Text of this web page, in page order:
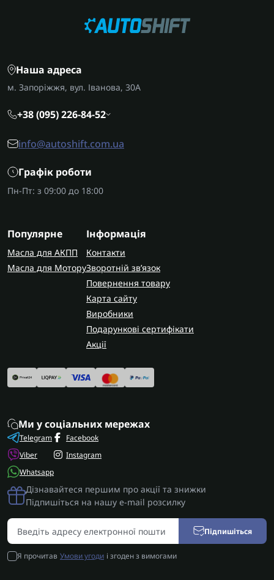
Наша адреса
м. Запоріжжя, вул. Іванова, 30А
+38 (095) 226-84-52
info@autoshift.com.ua
Графік роботи
Пн-Пт: з 09:00 до 18:00
Популярне
Масла для АКПП
Масла для Мотору
Інформація
Контакти
Зворотній зв’язок
Повернення товару
Карта сайту
Виробники
Подарункові сертифікати
Акції
Ми у соціальних мережах
Telegram
Viber
Whatsapp
Facebook
Instagram
Дізнавайтеся першим про акції та знижки
Підпишіться на нашу e-mail розсилку
Підпишіться
Я прочитав Умови угоди і згоден з вимогами